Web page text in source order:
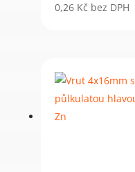
0,26 Kč bez DPH